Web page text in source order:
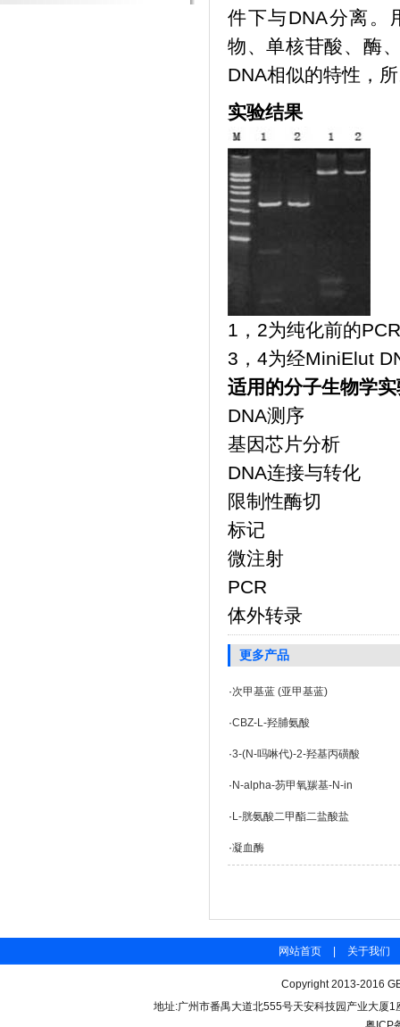
件下与DNA分离。
物、单核苷酸、酶
DNA相似的特性，
实验结果
1，2为纯化前的
3，4为经MiniElut
适用的分子生物学
DNA测序
基因芯片分析
DNA连接与转化
限制性酶切
标记
微注射
PCR
体外转录
更多产品
·次甲基蓝 (亚甲基蓝)
·CBZ-L-羟脯氨酸
·3-(N-吗啉代)-2-羟基丙磺酸
· N-alpha-芴甲氧羰基-N-in
· L-胱氨酸二甲酯二盐酸盐
·凝血酶
网站首页 关于我们
Copyright 2013-2016
地址:广州市番禺大道北555号天安科技园产业大厦